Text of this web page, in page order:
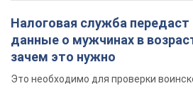
Налоговая служба
данные о мужчинах в
зачем это нужно
Это необходимо для проверки